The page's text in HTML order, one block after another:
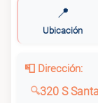
📍
Ubicación
📮 Dirección:
320 S